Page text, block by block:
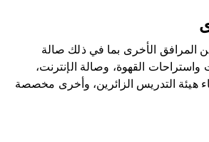
المرافق الأخرى بما في ذلك صالة
واستراحات القهوة، وصالة الإنترنت،
هيئة التدريس الزائرين، وأخرى مخصصة